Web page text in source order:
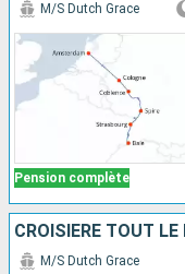
Pension complète
M/S Dutch Grace
M/S Dutch Grace